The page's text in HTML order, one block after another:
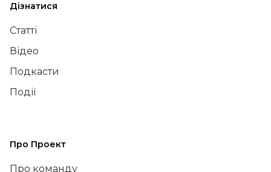
Дізнатися
Статті
Відео
Подкасти
Події
Про Проект
Про команду